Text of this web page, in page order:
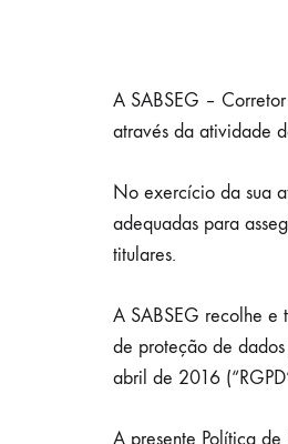
A SABSEG –
através da atividade
No exercício da sua
adequadas para
titulares.
A SABSEG recolhe e
de proteção de
abril de 2016
A presente Política